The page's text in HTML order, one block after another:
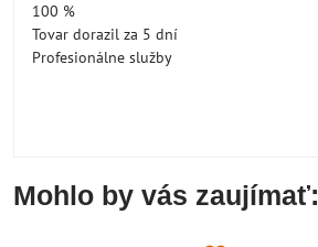
100 %
Tovar dorazil za 5 dní
Profesionálne služby
Mohlo by vás zaujímať: